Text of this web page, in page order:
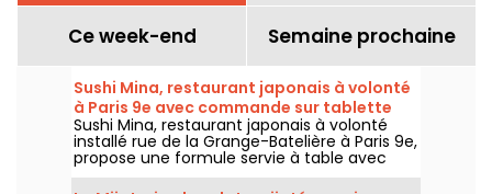
Ce week-end Semaine prochaine
Sushi Mina, restaurant japonais à volonté
à Paris 9e avec commande sur tablette
Sushi Mina, restaurant japonais à volonté
installé rue de la Grange-Batelière à Paris 9e,
propose une formule servie à table avec
commande sur tablette. Sushis, makis,